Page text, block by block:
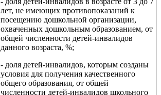
лет, не имеющих противопоказаний к
посещению дошкольной организации,
охваченных дошкольным образованием, от
общей численности детей-инвалидов
данного возраста, %;
- доля детей-инвалидов, которым созданы
условия для получения качественного
общего образования, от общей
численности детей-инвалидов школьного